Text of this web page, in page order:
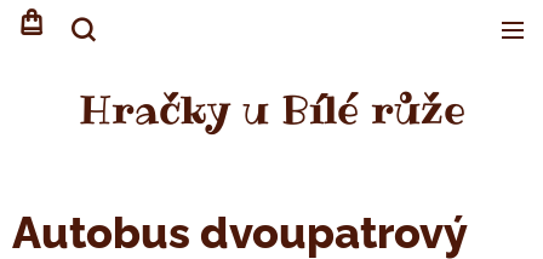
Hračky u Bílé růže
Autobus dvoupatrový